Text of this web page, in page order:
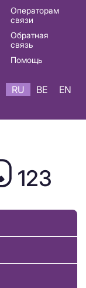
Операторам
связи
Обратная
связь
Помощь
RU BE EN
123